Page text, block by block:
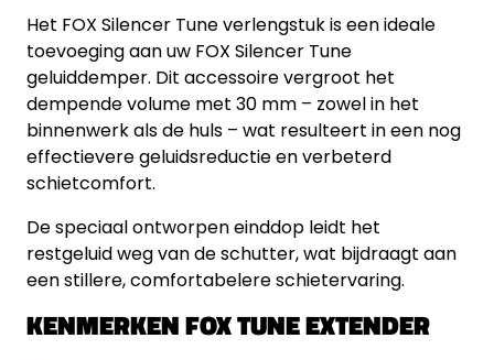
Het FOX Silencer Tune verlengstuk is een ideale
toevoeging aan uw FOX Silencer Tune
geluiddemper. Dit accessoire vergroot het
dempende volume met 30 mm – zowel in het
binnenwerk als de huls – wat resulteert in een nog
effectievere geluidsreductie en verbeterd
schietcomfort.
De speciaal ontworpen einddop leidt het
restgeluid weg van de schutter, wat bijdraagt aan
een stillere, comfortabelere schietervaring.
KENMERKEN FOX TUNE EXTENDER